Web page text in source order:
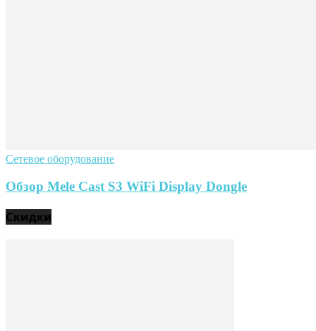
Сетевое оборудование
Обзор Mele Cast S3 WiFi Display Dongle
Скидки